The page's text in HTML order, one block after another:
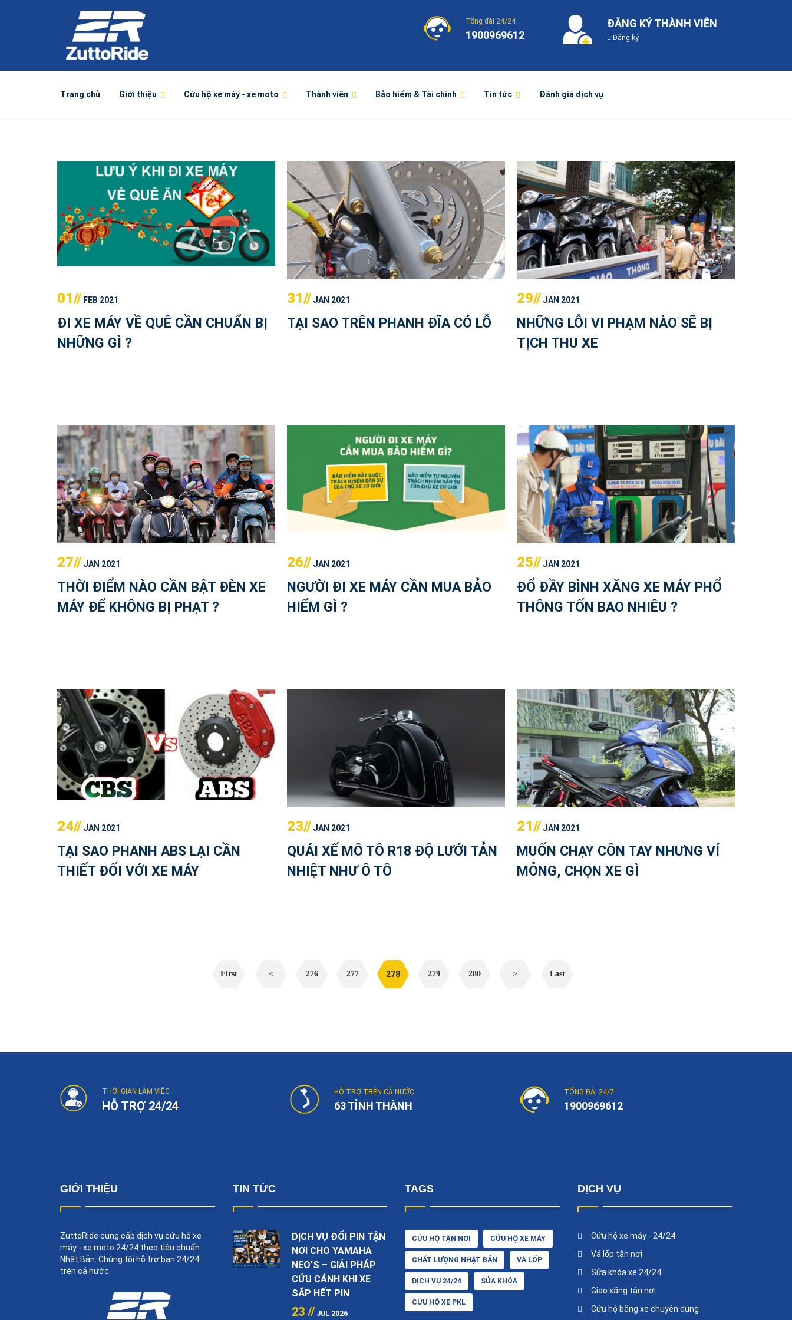
Tổng đài 24/24
1900969612
ĐĂNG KÝ THÀNH VIÊN
Đăng ký
Trang chủ Giới thiệu Cứu hộ xe máy - xe moto Thành viên Bảo hiểm & Tài chính Tin tức Đánh giá dịch vụ
01// FEB 2021
ĐI XE MÁY VỀ QUÊ CẦN CHUẨN BỊ
NHỮNG GÌ ?
31// JAN 2021
TẠI SAO TRÊN PHANH ĐĨA CÓ LỖ
29// JAN 2021
NHỮNG LỖI VI PHẠM NÀO SẼ BỊ
TỊCH THU XE
27// JAN 2021
THỜI ĐIỂM NÀO CẦN BẬT ĐÈN XE
MÁY ĐỂ KHÔNG BỊ PHẠT ?
26// JAN 2021
NGƯỜI ĐI XE MÁY CẦN MUA BẢO
HIỂM GÌ ?
25// JAN 2021
ĐỔ ĐẦY BÌNH XĂNG XE MÁY PHỔ
THÔNG TỐN BAO NHIÊU ?
24// JAN 2021
TẠI SAO PHANH ABS LẠI CẦN
THIẾT ĐỐI VỚI XE MÁY
23// JAN 2021
QUÁI XẾ MÔ TÔ R18 ĐỘ LƯỚI TẢN
NHIỆT NHƯ Ô TÔ
21// JAN 2021
MUỐN CHẠY CÔN TAY NHƯNG VÍ
MỎNG, CHỌN XE GÌ
First < 276 277 278 279 280 > Last
THỜI GIAN LÀM VIỆC
HỖ TRỢ 24/24
HỖ TRỢ TRÊN CẢ NƯỚC
63 TỈNH THÀNH
TỔNG ĐÀI 24/7
1900969612
GIỚI THIỆU
ZuttoRide cung cấp dịch vụ cứu hộ xe
máy - xe moto 24/24 theo tiêu chuẩn
Nhật Bản. Chúng tôi hỗ trợ bạn 24/24
trên cả nước.
TIN TỨC
DỊCH VỤ ĐỔI PIN TẬN
NƠI CHO YAMAHA
NEO'S – GIẢI PHÁP
CỨU CÁNH KHI XE
SẮP HẾT PIN
23 // JUL 2026
TAGS
CỨU HỘ TẬN NƠI CỨU HỘ XE MÁY
CHẤT LƯỢNG NHẬT BẢN VÁ LỐP
DỊCH VỤ 24/24 SỬA KHÓA
CỨU HỘ XE PKL
DỊCH VỤ
Cứu hộ xe máy - 24/24
Vá lốp tận nơi
Sửa khóa xe 24/24
Giao xăng tận nơi
Cứu hộ bằng xe chuyên dụng